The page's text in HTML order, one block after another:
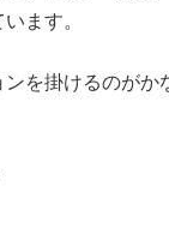
ます。
を掛けるのがか